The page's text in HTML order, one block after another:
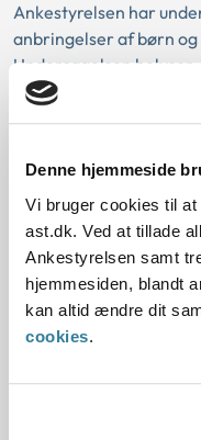
Denne hjemmeside
Vi bruger cookies til
ast.dk. Ved at tillade
Ankestyrelsen samt
hjemmesiden, blandt
kan altid ændre dit
cookies.
Ankestyrelsen har
anbringelser af børn
Undersøgelsen
til anbringelsen.
klagesager fra
06-10-2020
Ankestyrelsen
behandlede